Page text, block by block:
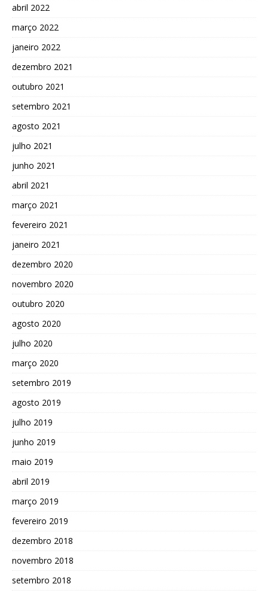
abril 2022
março 2022
janeiro 2022
dezembro 2021
outubro 2021
setembro 2021
agosto 2021
julho 2021
junho 2021
abril 2021
março 2021
fevereiro 2021
janeiro 2021
dezembro 2020
novembro 2020
outubro 2020
agosto 2020
julho 2020
março 2020
setembro 2019
agosto 2019
julho 2019
junho 2019
maio 2019
abril 2019
março 2019
fevereiro 2019
dezembro 2018
novembro 2018
setembro 2018